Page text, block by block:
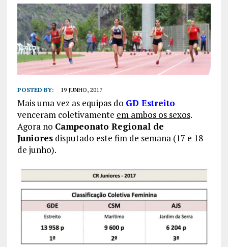
POSTED BY: 19 JUNHO, 2017
Mais uma vez as equipas do GD Estreito
venceram coletivamente em ambos os sexos.
Agora no Campeonato Regional de
Junioresdisputado este fim de semana (17 e 18
de junho).